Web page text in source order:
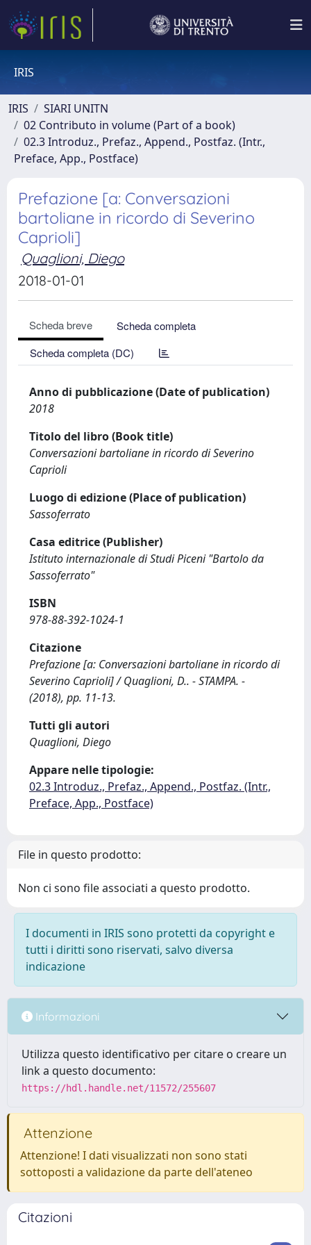
IRIS
IRIS
SIARI UNITN
02 Contributo in volume (Part of a book)
02.3 Introduz., Prefaz., Append., Postfaz. (Intr.,
Preface, App., Postface)
Prefazione [a: Conversazioni
bartoliane in ricordo di Severino
Caprioli]
Quaglioni, Diego
2018-01-01
Scheda breve
Scheda completa
Scheda completa (DC)
Anno di pubblicazione (Date of publication)
2018
Titolo del libro (Book title)
Conversazioni bartoliane in ricordo di Severino
Caprioli
Luogo di edizione (Place of publication)
Sassoferrato
Casa editrice (Publisher)
Istituto internazionale di Studi Piceni "Bartolo da
Sassoferrato"
ISBN
978-88-392-1024-1
Citazione
Prefazione [a: Conversazioni bartoliane in ricordo di
Severino Caprioli] / Quaglioni, D.. - STAMPA. -
(2018), pp. 11-13.
Tutti gli autori
Quaglioni, Diego
Appare nelle tipologie:
02.3 Introduz., Prefaz., Append., Postfaz. (Intr.,
Preface, App., Postface)
File in questo prodotto:
Non ci sono file associati a questo prodotto.
I documenti in IRIS sono protetti da copyright e
tutti i diritti sono riservati, salvo diversa
indicazione
Informazioni
Utilizza questo identificativo per citare o creare un
link a questo documento:
https://hdl.handle.net/11572/255607
Attenzione
Attenzione! I dati visualizzati non sono stati
sottoposti a validazione da parte dell'ateneo
Citazioni